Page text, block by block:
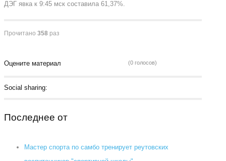
ДЭГ явка к 9:45 мск составила 61,37%.
Прочитано 358 раз
Оцените материал (0 голосов)
Social sharing:
Последнее от
Мастер спорта по самбо тренирует реутовских